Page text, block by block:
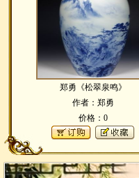
郑勇《松翠泉鸣》
作者：郑勇
价格：0